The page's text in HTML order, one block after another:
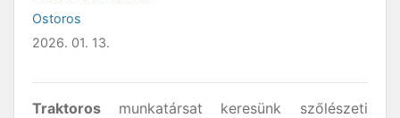
Ostoros
2026. 01. 13.
Traktoros munkatársat keresünk szőlészeti